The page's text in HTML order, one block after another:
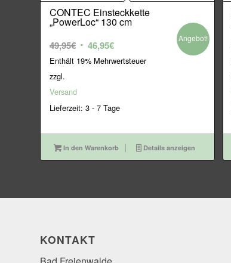
CONTEC Einsteckkette
„PowerLoc“ 130 cm
49,95€ Ursprünglicher
Preis
46,95€Aktueller
Preis
Enthält 19% Mehrwertsteuer
zzgl.
Versand
Lieferzeit: 3 - 7 Tage
Angebot!
In den Warenkorb Details anzeigen
KONTAKT